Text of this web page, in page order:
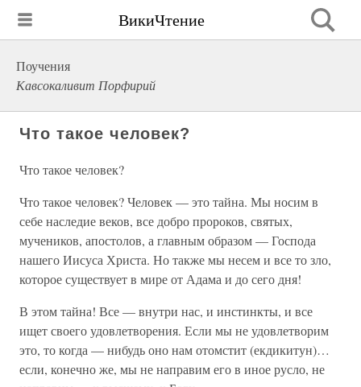
ВикиЧтение
Поучения
Кавсокаливит Порфирий
Что такое человек?
Что такое человек?
Что такое человек? Человек — это тайна. Мы носим в
себе наследие веков, все добро пророков, святых,
мучеников, апостолов, а главным образом — Господа
нашего Иисуса Христа. Но также мы несем и все то зло,
которое существует в мире от Адама и до сего дня!
В этом тайна! Все — внутри нас, и инстинкты, и все
ищет своего удовлетворения. Если мы не удовлетворим
это, то когда — нибудь оно нам отомстит (екдикитун)…
если, конечно же, мы не направим его в иное русло, не